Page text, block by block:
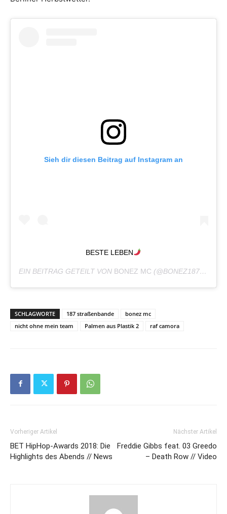
Sieh dir diesen Beitrag auf Instagram an
BESTE LEBEN
EIN BEITRAG GETEILT VON BONEZ MC (@BONEZ187ERZ) AM
SCHLAGWORTE 187 straßenbande
bonez mc
nicht ohne mein team
Palmen aus Plastik 2 raf camora
Vorheriger Artikel
BET HipHop-Awards 2018: Die
Highlights des Abends // News
Nächster Artikel
Freddie Gibbs feat. 03 Greedo
– Death Row // Video